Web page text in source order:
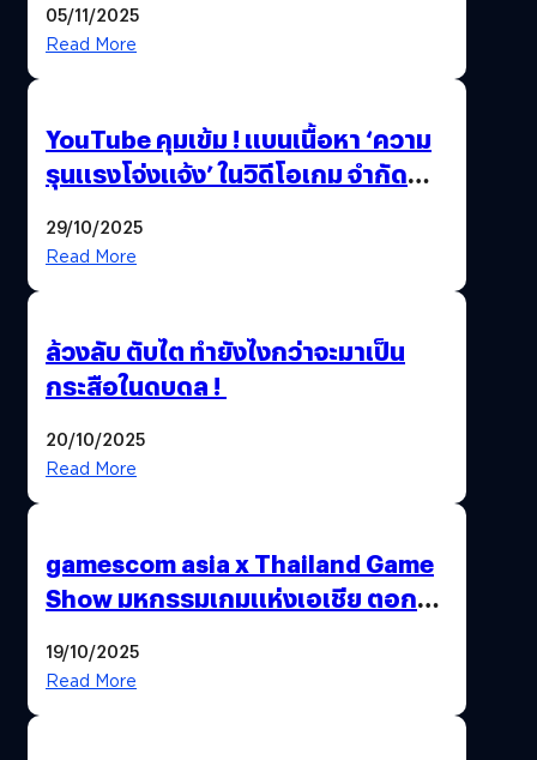
Thailand Game Show 2025 ทะลุ 15
05/11/2025
Read More
YouTube คุมเข้ม ! แบนเนื้อหา ‘ความ
รุนแรงโจ่งแจ้ง’ ในวิดีโอเกม จำกัด
29/10/2025
Read More
ล้วงลับ ตับไต ทำยังไงกว่าจะมาเป็น
กระสือในดบดล !
20/10/2025
Read More
gamescom asia x Thailand Game
Show มหกรรมเกมแห่งเอเชีย ตอกย้ำ
พาณิชย์ร่วมชูความสำเร็จ
19/10/2025
Read More